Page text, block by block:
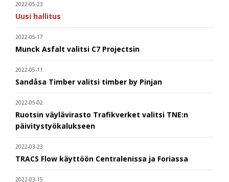
2022-05-23
Uusi hallitus
2022-05-17
Munck Asfalt valitsi C7 Projectsin
2022-05-11
Sandåsa Timber valitsi timber by Pinjan
2022-05-02
Ruotsin väylävirasto Trafikverket valitsi TNE:n
päivitystyökalukseen
2022-03-23
TRACS Flow käyttöön Centralenissa ja Foriassa
2022-03-15